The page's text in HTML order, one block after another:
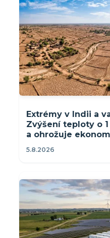
Extrémy v Indii a
Zvýšení teploty o 1
a ohrožuje
5.8.2026